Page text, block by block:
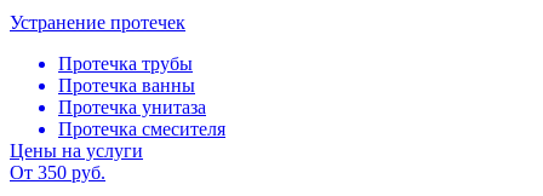
Устранение протечек
Протечка трубы
Протечка ванны
Протечка унитаза
Протечка смесителя
Цены на услуги
От 350 руб.